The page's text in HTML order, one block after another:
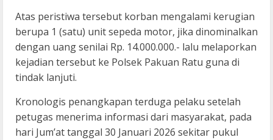
Atas peristiwa tersebut korban mengalami kerugian
berupa 1 (satu) unit sepeda motor, jika dinominalkan
dengan uang senilai Rp. 14.000.000.- lalu melaporkan
kejadian tersebut ke Polsek Pakuan Ratu guna di
tindak lanjuti.
Kronologis penangkapan terduga pelaku setelah
petugas menerima informasi dari masyarakat, pada
hari Jum’at tanggal 30 Januari 2026 sekitar pukul